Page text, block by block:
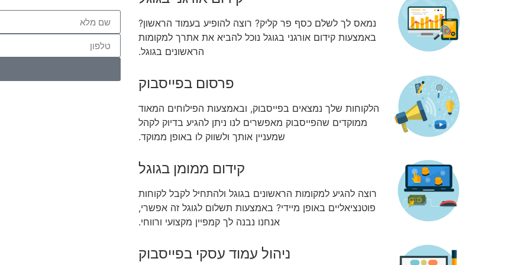
נמאס לך לשלם כסף פר קליק? רוצה להופיע בעמוד הראשון?
באמצעות קידום אורגני בגוגל נוכל להביא את אתרך למקומות
הראשונים בגוגל.
פרסום בפייסבוק
הלקוחות שלך נמצאים בפייסבוק, ובאמצעות הפילוחים המאוד
ממוקדים שהפייסבוק מאפשרים לנו ניתן להגיע בדיוק לקהל
שמעניין אותך ולשווק לו באופן ממוקד.
קידום ממומן בגוגל
רוצה להגיע למקומות הראשונים בגוגל ולהתחיל לקבל לקוחות
פוטנציאליים באופן מיידי? באמצעות תשלום לגוגל זה אפשרי,
אנחנו נבנה לך קמפיין מקצועי ורווחי.
ניהול עמוד עסקי בפייסבוק